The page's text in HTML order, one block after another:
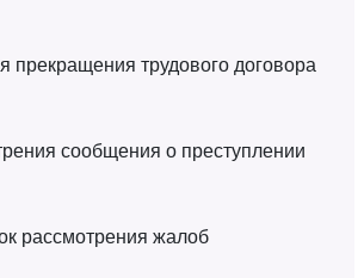
прекращения трудового договора
сообщения о преступлении
рассмотрения жалоб